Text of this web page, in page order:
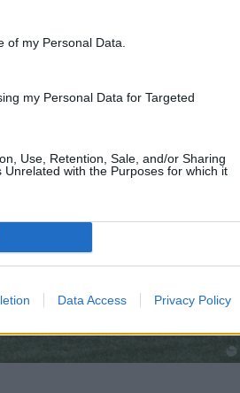
of my Personal Data.
my Personal Data for Targeted
Use, Retention, Sale, and/or Sharing
with the Purposes for which it
Data Access Privacy Policy